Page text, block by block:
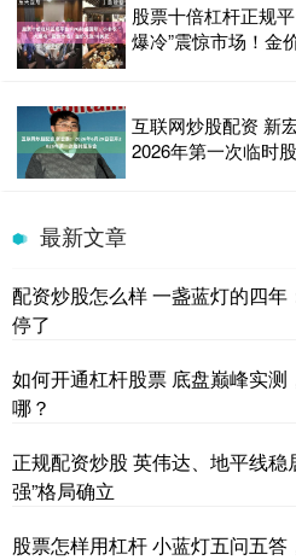
股票十倍杠杆正规
爆冷”震惊市场！金
互联网炒股配资 新
2026年第一次临时
最新文章
配资炒股怎么样 一盏蓝灯的四
停了
如何开通杠杆股票 底盘巅峰实
哪？
正规配资炒股 英伟达、地平线稳
强”格局确立
股票怎样用杠杆 小蓝灯五问五